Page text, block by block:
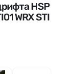
HSP
WRX STI